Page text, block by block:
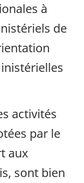
à
de
activités
par le
aux
sont bien